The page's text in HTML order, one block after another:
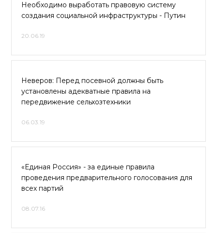
Необходимо выработать правовую систему
создания социальной инфраструктуры - Путин
20.06.19
Неверов: Перед посевной должны быть
установлены адекватные правила на
передвижение сельхозтехники
06.03.19
«Единая Россия» - за единые правила
проведения предварительного голосования для
всех партий
08.07.16